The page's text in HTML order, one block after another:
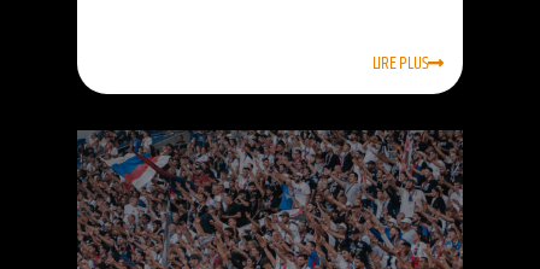
LIRE PLUS